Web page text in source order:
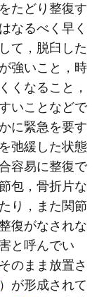
たどり整復す
なるべく早く
て，脱臼した
強いこと，時
くなること，
いことなどで
に緊急を要す
弛緩した状態
容易に整復で
包，骨折片な
り，また関節
復がなされな
と呼んでい
のまま放置さ
）が形成されて